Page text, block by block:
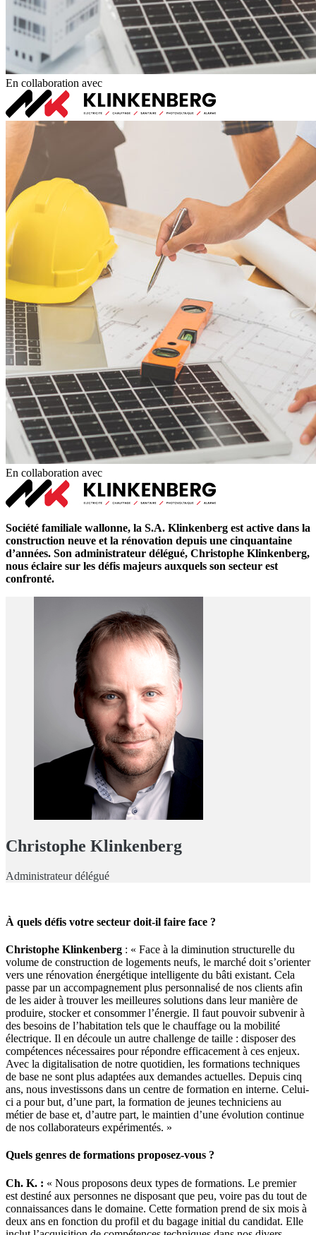
En collaboration avec
En collaboration avec
Société familiale wallonne, la S.A. Klinkenberg est active dans la
construction neuve et la rénovation depuis une cinquantaine
d’années. Son administrateur délégué, Christophe Klinkenberg,
nous éclaire sur les défis majeurs auxquels son secteur est
confronté.
Christophe Klinkenberg
Administrateur délégué
À quels défis votre secteur doit-il faire face ?
Christophe Klinkenberg : « Face à la diminution structurelle du
volume de construction de logements neufs, le marché doit s’orienter
vers une rénovation énergétique intelligente du bâti existant. Cela
passe par un accompagnement plus personnalisé de nos clients afin
de les aider à trouver les meilleures solutions dans leur manière de
produire, stocker et consommer l’énergie. Il faut pouvoir subvenir à
des besoins de l’habitation tels que le chauffage ou la mobilité
électrique. Il en découle un autre challenge de taille : disposer des
compétences nécessaires pour répondre efficacement à ces enjeux.
Avec la digitalisation de notre quotidien, les formations techniques
de base ne sont plus adaptées aux demandes actuelles. Depuis cinq
ans, nous investissons dans un centre de formation en interne. Celui-
ci a pour but, d’une part, la formation de jeunes techniciens au
métier de base et, d’autre part, le maintien d’une évolution continue
de nos collaborateurs expérimentés. »
Quels genres de formations proposez-vous ?
Ch. K. : « Nous proposons deux types de formations. Le premier
est destiné aux personnes ne disposant que peu, voire pas du tout de
connaissances dans le domaine. Cette formation prend de six mois à
deux ans en fonction du profil et du bagage initial du candidat. Elle